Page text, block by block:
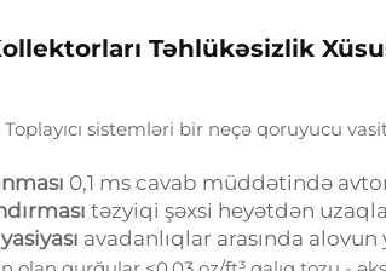
Təhlükəsizlik
Toplayıcı sistemləri bir neçə qoruyucu
0,1 ms cavab müddətində
təzyiqi şəxsi heyətdən
avadanlıqlar arasında alovun